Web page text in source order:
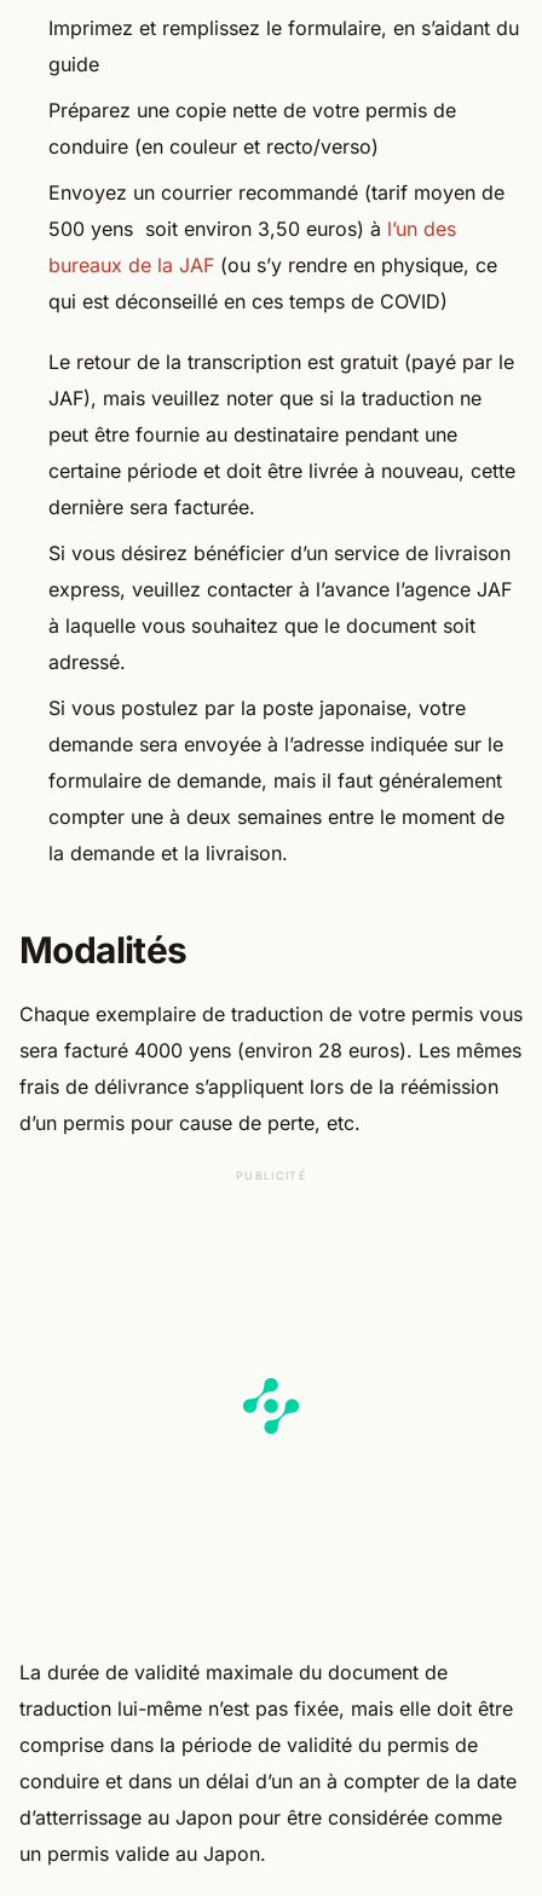
Imprimez et remplissez le formulaire, en s’aidant du
guide
Préparez une copie nette de votre permis de
conduire (en couleur et recto/verso)
Envoyez un courrier recommandé (tarif moyen de
500 yens soit environ 3,50 euros) à l’un des
bureaux de la JAF (ou s’y rendre en physique, ce
qui est déconseillé en ces temps de COVID)
Le retour de la transcription est gratuit (payé par le
JAF), mais veuillez noter que si la traduction ne
peut être fournie au destinataire pendant une
certaine période et doit être livrée à nouveau, cette
dernière sera facturée.
Si vous désirez bénéficier d’un service de livraison
express, veuillez contacter à l’avance l’agence JAF
à laquelle vous souhaitez que le document soit
adressé.
Si vous postulez par la poste japonaise, votre
demande sera envoyée à l’adresse indiquée sur le
formulaire de demande, mais il faut généralement
compter une à deux semaines entre le moment de
la demande et la livraison.
Modalités
Chaque exemplaire de traduction de votre permis vous
sera facturé 4000 yens (environ 28 euros). Les mêmes
frais de délivrance s’appliquent lors de la réémission
d’un permis pour cause de perte, etc.
PUBLICITÉ
La durée de validité maximale du document de
traduction lui-même n’est pas fixée, mais elle doit être
comprise dans la période de validité du permis de
conduire et dans un délai d’un an à compter de la date
d’atterrissage au Japon pour être considérée comme
un permis valide au Japon.